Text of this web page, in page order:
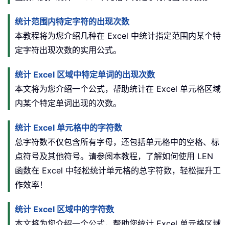
统计范围内特定字符的出现次数
本教程将为您介绍几种在 Excel 中统计指定范围内某个特
定字符出现次数的实用公式。
统计 Excel 区域中特定单词的出现次数
本文将为您介绍一个公式，帮助统计在 Excel 单元格区域
内某个特定单词出现的次数。
统计 Excel 单元格中的字符数
总字符数不仅包含所有字母，还包括单元格中的空格、标
点符号及其他符号。请参阅本教程，了解如何使用 LEN
函数在 Excel 中轻松统计单元格的总字符数，轻松提升工
作效率！
统计 Excel 区域中的字符数